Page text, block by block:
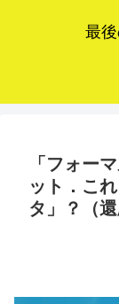
最
「フォー
ット．こ
タ」？（